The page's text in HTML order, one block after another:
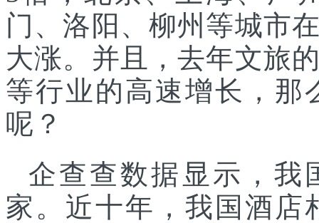
门、洛阳、柳州等城市
大涨。并且，去年文旅
等行业的高速增长，那
呢？
企查查数据显示，我
家。近十年，我国酒店